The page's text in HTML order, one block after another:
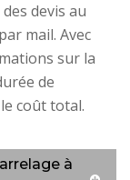
devis au
mail. Avec
sur la
de
coût total.
à